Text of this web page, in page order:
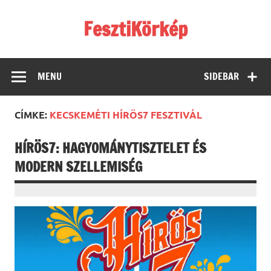
FesztiKörkép
SIDEBAR
MENU
CÍMKE: KECSKEMÉTI HÍRÖS7 FESZTIVÁL
HÍRÖS7: HAGYOMÁNYTISZTELET ÉS
MODERN SZELLEMISÉG